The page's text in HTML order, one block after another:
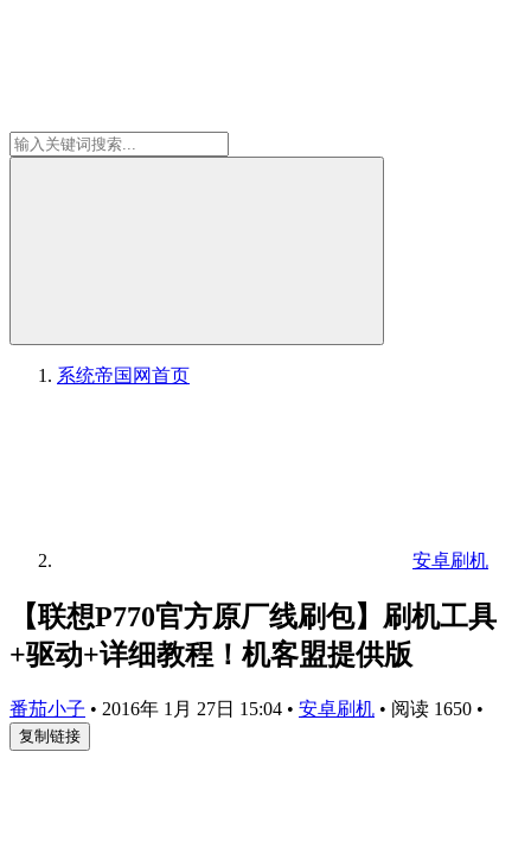
系统帝国网首页
安卓刷机
【联想P770官方原厂线刷包】刷机工具
+驱动+详细教程！机客盟提供版
番茄小子 • 2016年 1月 27日 15:04 • 安卓刷机 • 阅读 1650 •
复制链接